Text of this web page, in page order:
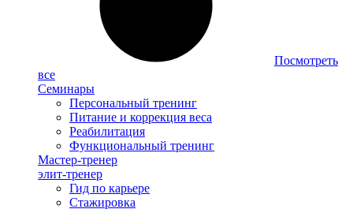
Посмотреть
все
Семинары
Персональный тренинг
Питание и коррекция веса
Реабилитация
Функциональный тренинг
Мастер-тренер
элит-тренер
Гид по карьере
Стажировка